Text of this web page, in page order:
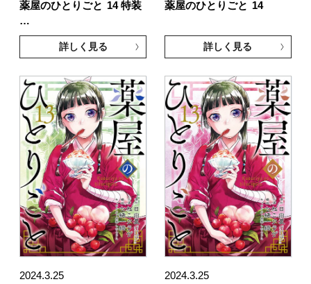
薬屋のひとりごと 14 特装
…
詳しく見る
薬屋のひとりごと 14
詳しく見る
2024.3.25
2024.3.25